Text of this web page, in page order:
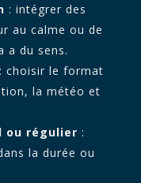
: intégrer des
au calme ou de
a du sens.
: choisir le format
la météo et
ou régulier :
la durée ou